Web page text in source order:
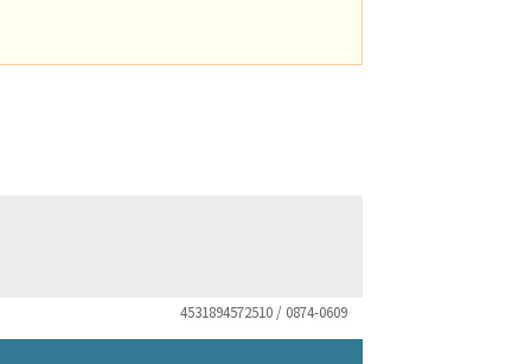
4531894572510 / 0874-0609